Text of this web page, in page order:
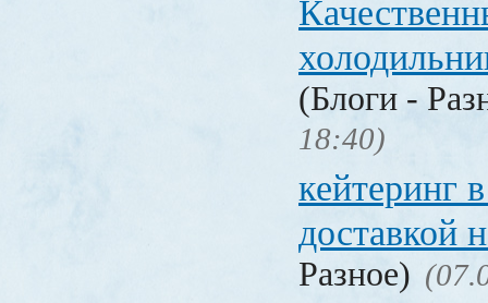
(Блоги -
18:40)
кейтеринг
доставкой
Разное)